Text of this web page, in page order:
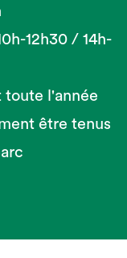
12h30 / 14h-
toute l'année
être tenus